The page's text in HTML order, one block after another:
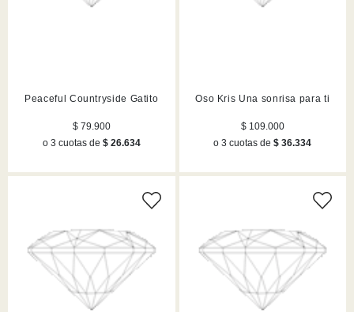
Peaceful Countryside Gatito
$ 79.900
o 3 cuotas de $ 26.634
Oso Kris Una sonrisa para ti
$ 109.000
o 3 cuotas de$ 36.334